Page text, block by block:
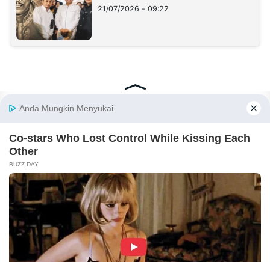
21/07/2026 - 09:22
REDAKSI
KIRIM KARYA TENTANG KAMI
KABARBARU NETWORK